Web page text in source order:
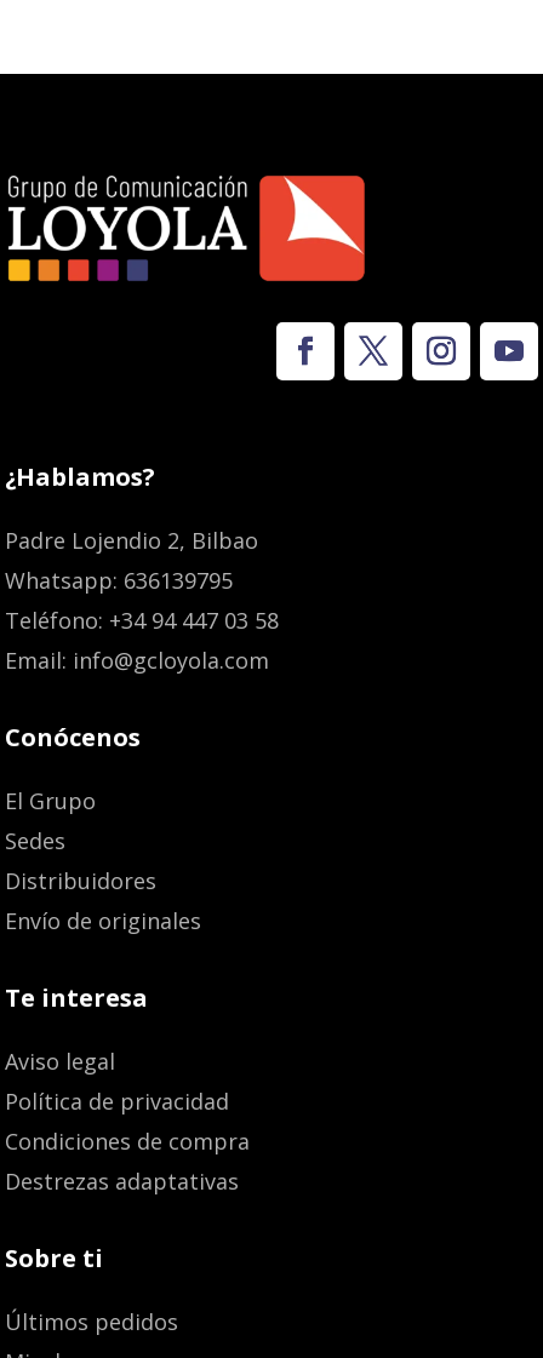
¿Hablamos?
Padre Lojendio 2, Bilbao
Whatsapp: 636139795
Teléfono: +34 94 447 03 58
Email: info@gcloyola.com
Conócenos
El Grupo
Sedes
Distribuidores
Envío de originales
Te interesa
Aviso legal
Política de privacidad
Condiciones de compra
Destrezas adaptativas
Sobre ti
Últimos pedidos